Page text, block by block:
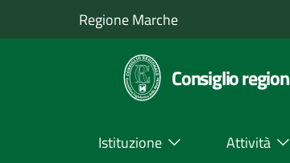
Regione Marche
Consiglio
Istituzione Attività